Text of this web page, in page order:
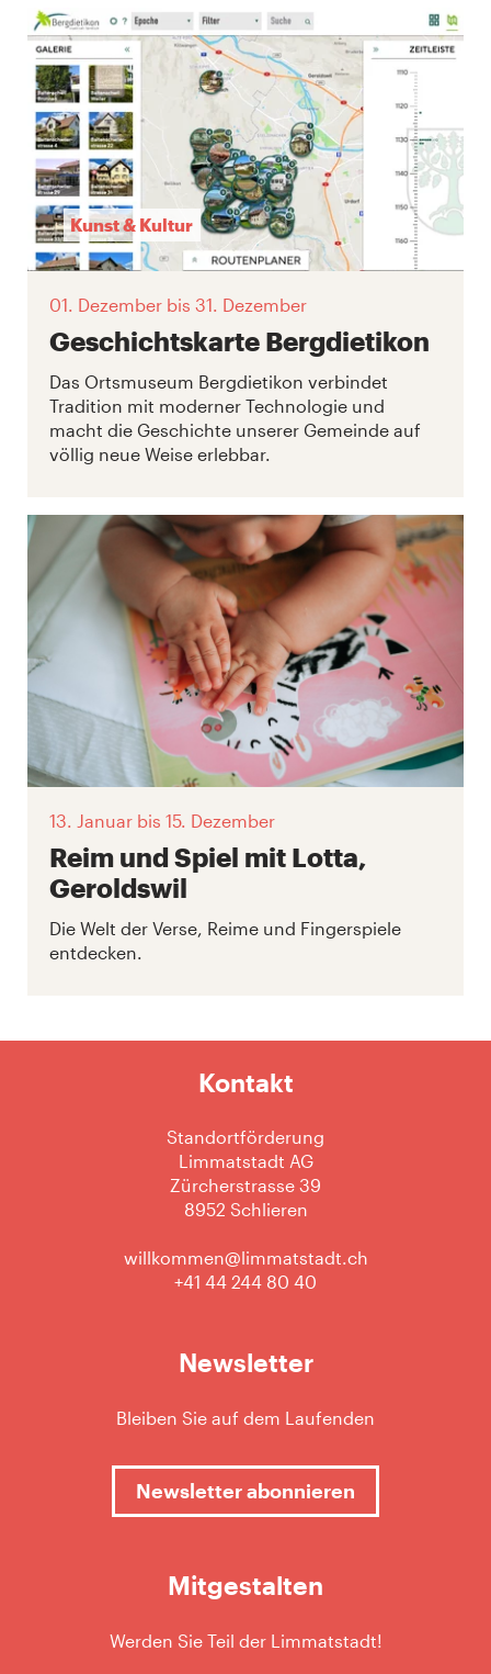
Kunst & Kultur
01. Dezember bis 31. Dezember
Geschichtskarte Bergdietikon
Das Ortsmuseum Bergdietikon verbindet
Tradition mit moderner Technologie und
macht die Geschichte unserer Gemeinde auf
völlig neue Weise erlebbar.
13. Januar bis 15. Dezember
Reim und Spiel mit Lotta,
Geroldswil
Die Welt der Verse, Reime und Fingerspiele
entdecken.
Kontakt
Standortförderung
Limmatstadt AG
Zürcherstrasse 39
8952 Schlieren
willkommen@limmatstadt.ch
+41 44 244 80 40
Newsletter
Bleiben Sie auf dem Laufenden
Newsletter abonnieren
Mitgestalten
Werden Sie Teil der Limmatstadt!